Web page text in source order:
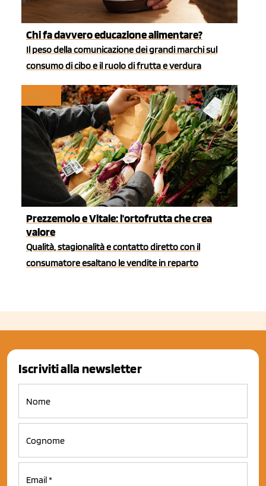
Chi fa davvero educazione alimentare?
Il peso della comunicazione dei grandi marchi sul
consumo di cibo e il ruolo di frutta e verdura
Prezzemolo e Vitale: l'ortofrutta che crea
valore
Qualità, stagionalità e contatto diretto con il
consumatore esaltano le vendite in reparto
Iscriviti alla newsletter